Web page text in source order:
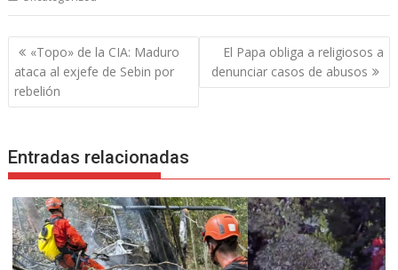
Navegación
de
entradas
«Topo» de la CIA: Maduro
ataca al exjefe de Sebin por
rebelión
El Papa obliga a religiosos a
denunciar casos de abusos
Entradas relacionadas